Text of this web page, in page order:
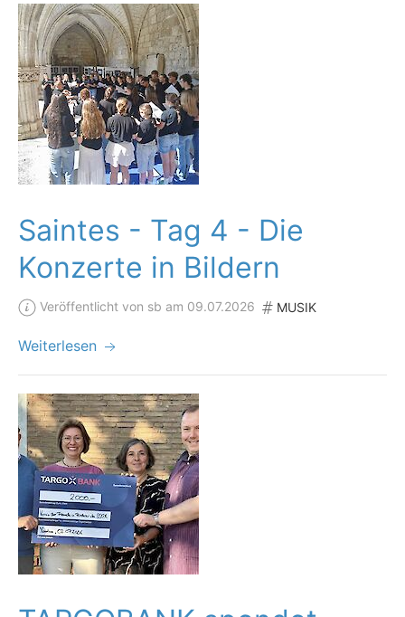
Saintes - Tag 4 - Die
Konzerte in Bildern
Veröffentlicht von sb am 09.07.2026 MUSIK
Weiterlesen